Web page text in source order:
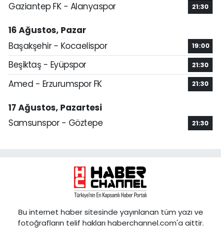
Gaziantep FK - Alanyaspor 21:30
16 Ağustos, Pazar
Başakşehir - Kocaelispor
19:00
Beşiktaş - Eyüpspor 21:30
Amed - Erzurumspor FK 21:30
17 Ağustos, Pazartesi
Samsunspor - Göztepe
21:30
Bu internet haber sitesinde yayınlanan tüm yazı ve
fotoğrafların telif hakları haberchannel.com'a aittir.